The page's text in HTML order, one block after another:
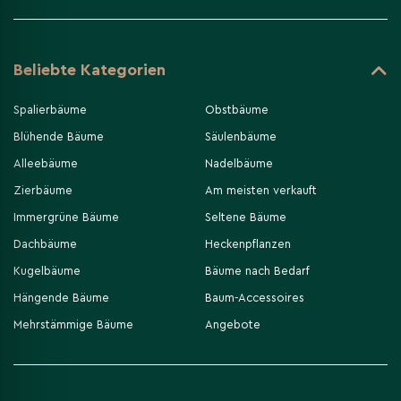
Beliebte Kategorien
Spalierbäume
Blühende Bäume
Alleebäume
Zierbäume
Immergrüne Bäume
Dachbäume
Kugelbäume
Hängende Bäume
Mehrstämmige Bäume
Obstbäume
Säulenbäume
Nadelbäume
Am meisten verkauft
Seltene Bäume
Heckenpflanzen
Bäume nach Bedarf
Baum-Accessoires
Angebote